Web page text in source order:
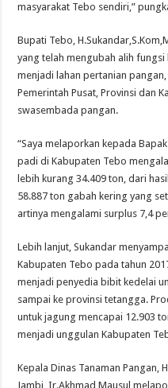
masyarakat Tebo sendiri,”
Bupati Tebo,
yang telah mengubah alih
menjadi lahan pertanian
Pemerintah Pusat, Provinsi dan
swasembada pangan.
“Saya melaporkan kepada
padi di Kabupaten Tebo
lebih kurang 34.409 ton, dari
58.887 ton gabah kering yang
artinya mengalami surplus 7,4
Lebih lanjut, Sukandar
Kabupaten Tebo pada tahun
menjadi penyedia bibit kedelai
sampai ke provinsi tetangga.
untuk jagung mencapai 12.903
menjadi unggulan Kabupaten
Kepala Dinas Tanaman Pangan,
Jambi, Ir.Akhmad Mausul